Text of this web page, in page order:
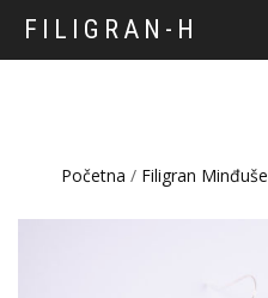
FILIGRAN-H
Početna / Filigran Minđuše